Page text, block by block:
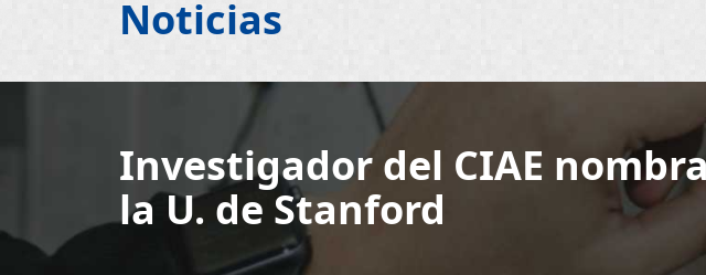
Noticias
Investigador del CIAE
la U. de Stanford